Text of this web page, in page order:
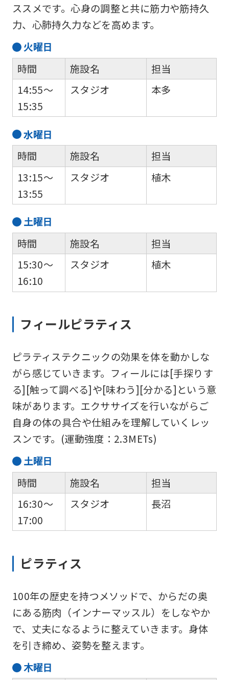
ススメです。心身の調整と共に筋力や筋持久
力、心肺持久力などを高めます。
火曜日
時間
14:55～
15:35
施設名
スタジオ
担当
本多
水曜日
時間
13:15～
13:55
施設名
スタジオ
担当
植木
土曜日
時間
15:30～
16:10
施設名
スタジオ
担当
植木
フィールピラティス
ピラティステクニックの効果を体を動かしな
がら感じていきます。フィールには[手探りす
る][触って調べる]や[味わう][分かる]という意
味があります。エクササイズを行いながらご
自身の体の具合や仕組みを理解していくレッ
スンです。(運動強度：2.3METs)
土曜日
時間
16:30～
17:00
施設名
スタジオ
担当
長沼
ピラティス
100年の歴史を持つメソッドで、からだの奥
にある筋肉（インナーマッスル）をしなやか
で、丈夫になるように整えていきます。身体
を引き締め、姿勢を整えます。
木曜日